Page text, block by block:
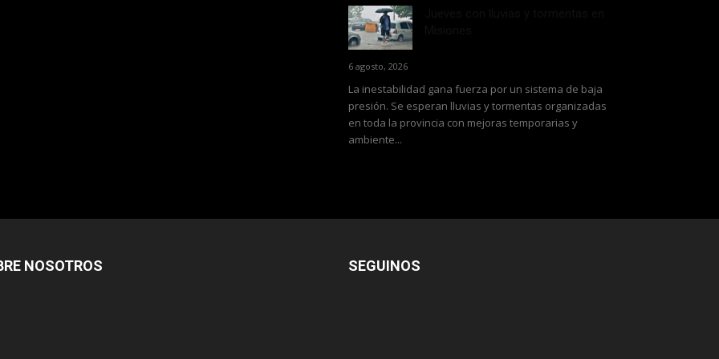
6 agosto, 2026
La inestabilidad gana fuerza por un sistema de baja
presión. Se esperan lluvias y tormentas organizadas
en toda la provincia con mejoras temporarias y
ambiente...
NOSOTROS SEGUINOS